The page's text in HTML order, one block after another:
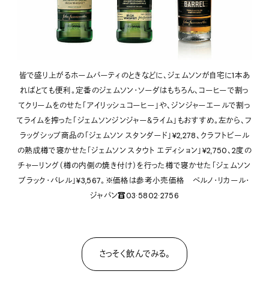
皆で盛り上がるホームパーティのときなどに、ジェムソンが自宅に1本あ
ればとても便利。定番のジェムソン・ソーダはもちろん、コーヒーで割っ
てクリームをのせた「アイリッシュコーヒー」や、ジンジャーエールで割っ
てライムを搾った「ジェムソンジンジャー＆ライム」もおすすめ。左から、フ
ラッグシップ商品の「ジェムソン スタンダード」¥2,278、クラフトビール
の熟成樽で寝かせた「ジェムソン スタウト エディション」¥2,750、2度の
チャーリング（樽の内側の焼き付け）を行った樽で寝かせた「ジェムソン
ブラック・バレル」¥3,567。※価格は参考小売価格 ペルノ・リカール・
ジャパン☎03·5802·2756
さっそく飲んでみる。